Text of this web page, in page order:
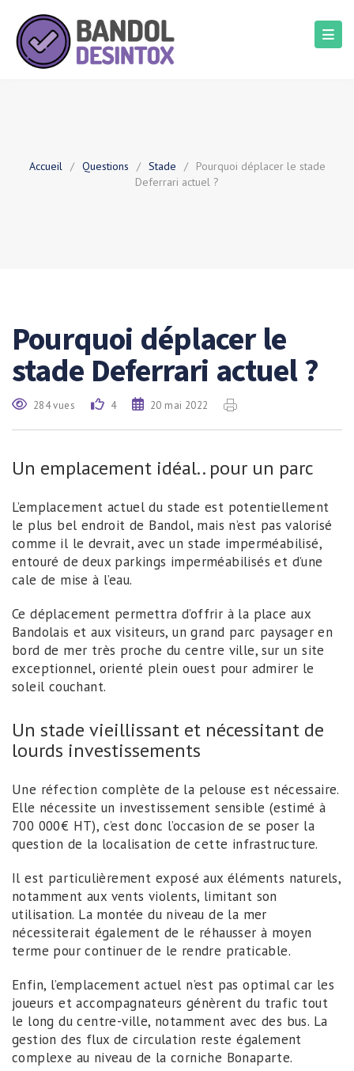
Accueil / Questions / Stade /
Pourquoi déplacer le stade
Deferrari actuel ?
Pourquoi déplacer le
stade Deferrari actuel ?
284 vues 4 20 mai 2022
Un emplacement idéal.. pour un parc
L’emplacement actuel du stade est potentiellement
le plus bel endroit de Bandol, mais n’est pas valorisé
comme il le devrait, avec un stade imperméabilisé,
entouré de deux parkings imperméabilisés et d’une
cale de mise à l’eau.
Ce déplacement permettra d’offrir à la place aux
Bandolais et aux visiteurs, un grand parc paysager en
bord de mer très proche du centre ville, sur un site
exceptionnel, orienté plein ouest pour admirer le
soleil couchant.
Un stade vieillissant et nécessitant de
lourds investissements
Une réfection complète de la pelouse est nécessaire.
Elle nécessite un investissement sensible (estimé à
700 000€ HT), c’est donc l’occasion de se poser la
question de la localisation de cette infrastructure.
Il est particulièrement exposé aux éléments naturels,
notamment aux vents violents, limitant son
utilisation. La montée du niveau de la mer
nécessiterait également de le réhausser à moyen
terme pour continuer de le rendre praticable.
Enfin, l’emplacement actuel n’est pas optimal car les
joueurs et accompagnateurs génèrent du trafic tout
le long du centre-ville, notamment avec des bus. La
gestion des flux de circulation reste également
complexe au niveau de la corniche Bonaparte.